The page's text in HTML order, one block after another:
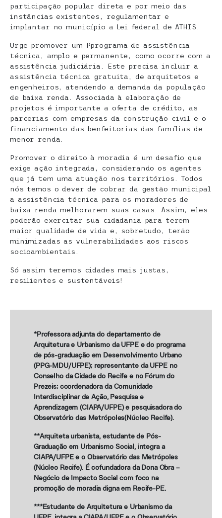
participação popular direta e por meio das
instâncias existentes, regulamentar e
implantar no município a Lei federal de ATHIS.
Urge promover um Pprograma de assistência
técnica, amplo e permanente, como ocorre com a
assistência judiciária.
Este precisa incluir a
assistência técnica gratuita, de arquitetos e
engenheiros, atendendo a demanda da população
de baixa renda. Associada à elaboração de
projetos é importante a oferta de crédito, as
parcerias com empresas da construção civil e o
financiamento das benfeitorias das famílias de
menor renda.
Promover o direito à moradia é um desafio que
exige ação integrada, considerando os agentes
que já tem uma atuação nos territórios. Todos
nós temos o dever de cobrar da gestão municipal
a assistência técnica para os moradores de
baixa renda melhorarem suas casas. Assim, eles
poderão exercitar sua cidadania para terem
maior qualidade de vida e, sobretudo, terão
minimizadas as vulnerabilidades aos riscos
socioambientais.
Só assim teremos cidades mais justas,
resilientes e sustentáveis!
*Professora adjunta do departamento de
Arquitetura e Urbanismo da UFPE e do programa
de pós-graduação em Desenvolvimento Urbano
(PPG-MDU/UFPE); representante da UFPE no
Conselho da Cidade do Recife e no Fórum do
Prezeis; coordenadora da Comunidade
Interdisciplinar de Ação, Pesquisa e
Aprendizagem (CIAPA/UFPE) e pesquisadora do
Observatório das Metrópoles(Núcleo Recife).
**Arquiteta urbanista, estudante de Pós-
Graduação em Urbanismo Social, integra a
CIAPA/UFPE e o Observatório das Metrópoles
(Núcleo Recife). É cofundadora da Dona Obra –
Negócio de Impacto Social com foco na
promoção de moradia digna em Recife-PE.
***Estudante de Arquitetura e Urbanismo da